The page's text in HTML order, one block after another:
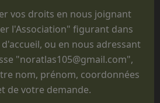
des anniversaires, des
ouvertes", des journées des
de promotion, des
pour des passations de
de notre avion,
vos droits en nous joignant
l'Association" figurant dans
ou en nous adressant
"noratlas105@gmail.com",
nom, prénom, coordonnées
de votre demande.